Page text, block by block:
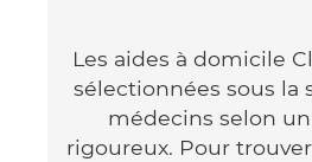
Les aides à domicile
sélectionnées sous la
médecins selon
rigoureux. Pour